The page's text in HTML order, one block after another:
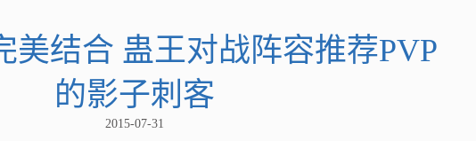
安卓充值
美结合 蛊王对战阵容推荐PVP
的影子刺客
2015-07-31